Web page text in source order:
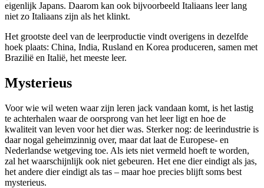
eigenlijk Japans. Daarom kan ook bijvoorbeeld Italiaans leer lang
niet zo Italiaans zijn als het klinkt.
Het grootste deel van de leerproductie vindt overigens in dezelfde
hoek plaats: China, India, Rusland en Korea produceren, samen met
Brazilië en Italië, het meeste leer.
Mysterieus
Voor wie wil weten waar zijn leren jack vandaan komt, is het lastig
te achterhalen waar de oorsprong van het leer ligt en hoe de
kwaliteit van leven voor het dier was. Sterker nog: de leerindustrie is
daar nogal geheimzinnig over, maar dat laat de Europese- en
Nederlandse wetgeving toe. Als iets niet vermeld hoeft te worden,
zal het waarschijnlijk ook niet gebeuren. Het ene dier eindigt als jas,
het andere dier eindigt als tas – maar hoe precies blijft soms best
mysterieus.